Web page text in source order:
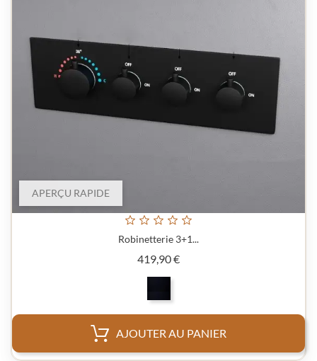
APERÇU RAPIDE
Robinetterie 3+1...
419,90 €Prix
AJOUTER AU PANIER